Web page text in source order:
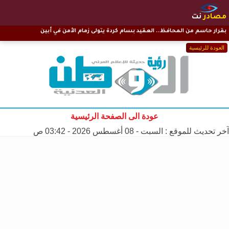
مصادرنت
العودة للرئيسية
​بقرار حاسم من المحافظ.. العقيد بسام كردة يتولى زمام الأمن في أبين